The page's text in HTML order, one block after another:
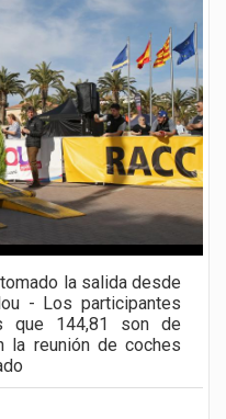
la salida desde
- Los participantes
que 144,81 son de
la reunión de coches